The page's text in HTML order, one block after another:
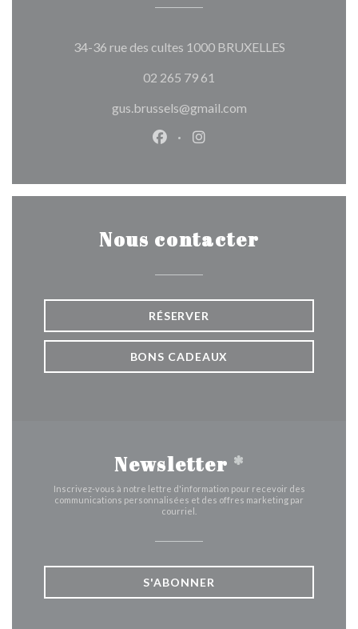
34-36 rue des cultes 1000 BRUXELLES((ouvre une
02 265 79 61
gus.brussels@gmail.com
Facebook ((ouvre une
Instagram ((ouvre une
Nous contacter
RÉSERVER
BONS CADEAUX
Newsletter *
Inscrivez-vous à notre lettre d'information pour recevoir des
communications personnalisées et des offres marketing par
courriel.
S'ABONNER